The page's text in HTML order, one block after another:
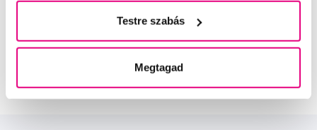
Testre szabás
Megtagad
a Profimed fogorvosa, Lioral Fogászati
és Szájsebészeti Klinika